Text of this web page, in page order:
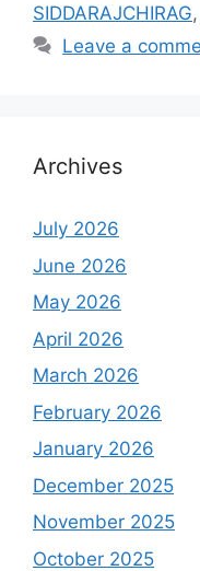
SIDDARAJCHIRAG,
Leave a
Archives
July 2026
June 2026
May 2026
April 2026
March 2026
February 2026
January 2026
December 2025
November 2025
October 2025